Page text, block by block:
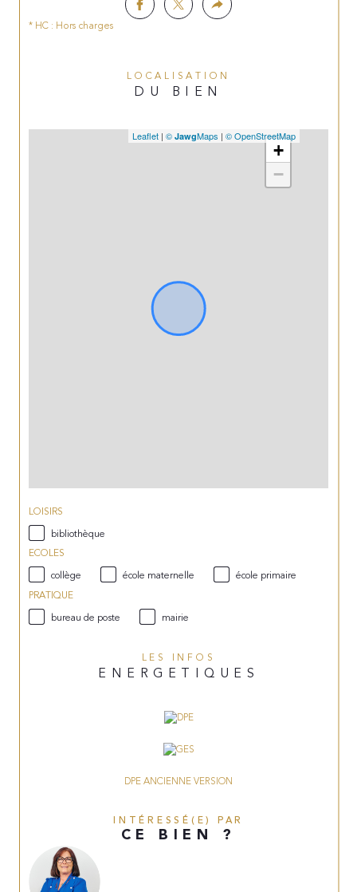
* HC : Hors charges
LOCALISATION
DU BIEN
+
−
Leaflet | © JawgMaps | © OpenStreetMap
LOISIRS
bibliothèque
ECOLES
collège
école maternelle
école primaire
PRATIQUE
bureau de poste
mairie
LES INFOS
ENERGETIQUES
DPE ANCIENNE VERSION
INTÉRESSÉ(E) PAR
CE BIEN ?